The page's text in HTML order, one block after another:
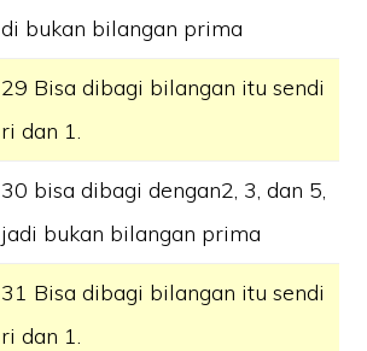
di bukan bilangan prima
29 Bisa dibagi bilangan itu sendi
ri dan 1.
30 bisa dibagi dengan2, 3, dan 5,
jadi bukan bilangan prima
31 Bisa dibagi bilangan itu sendi
ri dan 1.